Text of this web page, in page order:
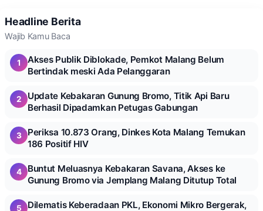
Headline Berita
Wajib Kamu Baca
1
Akses Publik Diblokade, Pemkot Malang Belum
Bertindak meski Ada Pelanggaran
2
Update Kebakaran Gunung Bromo, Titik Api Baru
Berhasil Dipadamkan Petugas Gabungan
3
Periksa 10.873 Orang, Dinkes Kota Malang Temukan
186 Positif HIV
4
Buntut Meluasnya Kebakaran Savana, Akses ke
Gunung Bromo via Jemplang Malang Ditutup Total
5
Dilematis Keberadaan PKL, Ekonomi Mikro Bergerak,